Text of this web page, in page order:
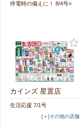
停電時の備えに！ 8/4号○
カインズ 星置店
生活応援 7/1号
[＋]その他の店舗